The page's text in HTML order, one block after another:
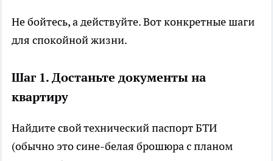
Не бойтесь, а действуйте. Вот конкретные шаги
для спокойной жизни.
Шаг 1. Достаньте документы на
квартиру
Найдите свой технический паспорт БТИ
(обычно это сине-белая брошюра с планом